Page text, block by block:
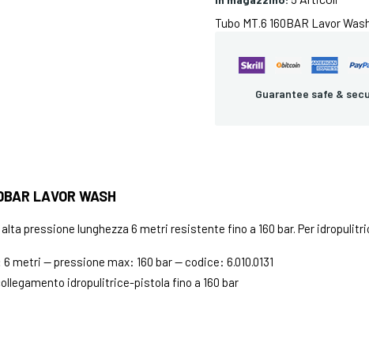
Tubo MT.6 160BAR Lavor
Guarantee safe &
LAVOR WASH
pressione lunghezza 6 metri resistente fino a 160 bar. Per
metri — pressione max: 160 bar — codice: 6.010.0131
idropulitrice-pistola fino a 160 bar